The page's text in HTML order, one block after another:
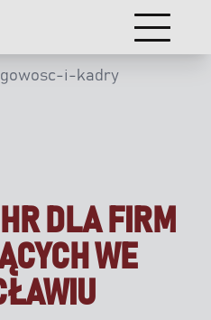
i-kadry
DLA FIRM
WE